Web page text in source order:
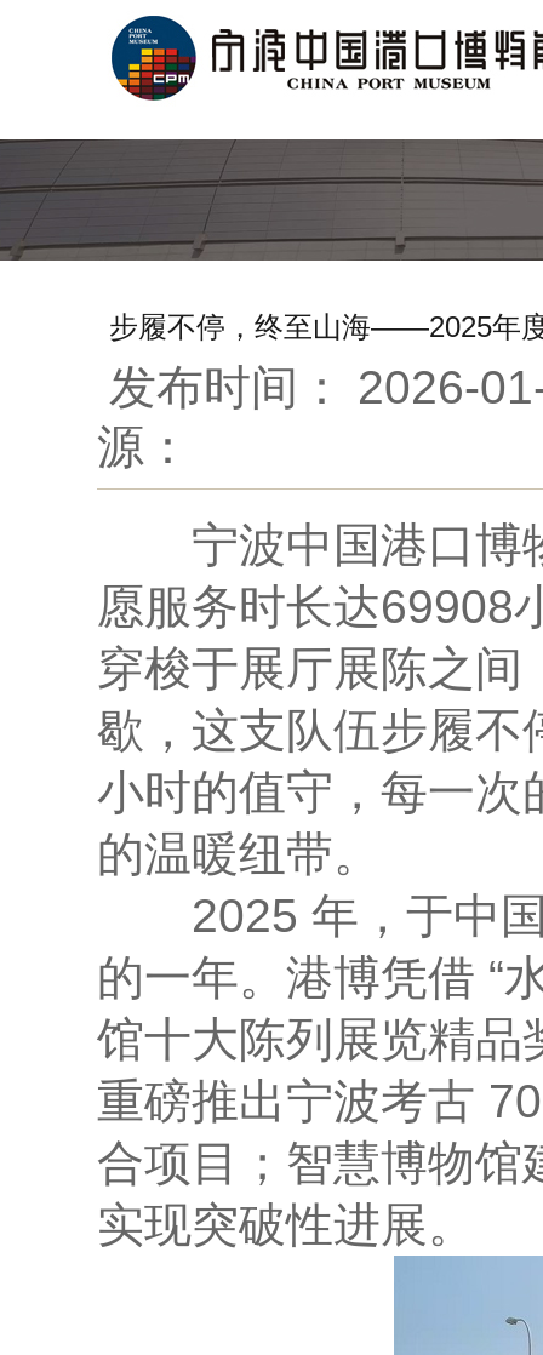
步履不停，终至山海——2025年
发布时间：
2026-
源：
宁波中国港口博物
愿服务时长达69908
穿梭于展厅展陈之
歇，这支队伍步履不
小时的值守，每一次
的温暖纽带。
2025 年，于中国
的一年。港博凭借 “
馆十大陈列展览精品
重磅推出宁波考古
合项目；智慧博物
实现突破性进展。